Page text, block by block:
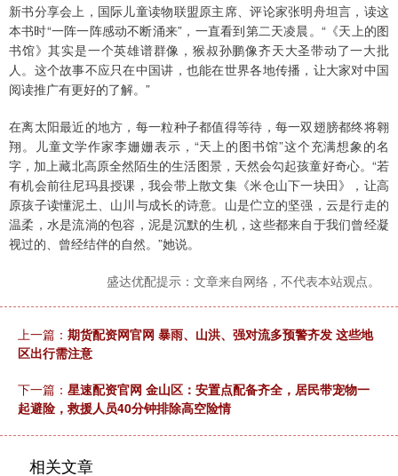
新书分享会上，国际儿童读物联盟原主席、评论家张明舟坦言，读这
本书时“一阵一阵感动不断涌来”，一直看到第二天凌晨。“《天上的图
书馆》其实是一个英雄谱群像，猴叔孙鹏像齐天大圣带动了一大批
人。这个故事不应只在中国讲，也能在世界各地传播，让大家对中国
阅读推广有更好的了解。”
在离太阳最近的地方，每一粒种子都值得等待，每一双翅膀都终将翱
翔。儿童文学作家李姗姗表示，“天上的图书馆”这个充满想象的名
字，加上藏北高原全然陌生的生活图景，天然会勾起孩童好奇心。“若
有机会前往尼玛县授课，我会带上散文集《米仓山下一块田》，让高
原孩子读懂泥土、山川与成长的诗意。山是伫立的坚强，云是行走的
温柔，水是流淌的包容，泥是沉默的生机，这些都来自于我们曾经凝
视过的、曾经结伴的自然。”她说。
盛达优配提示：文章来自网络，不代表本站观点。
上一篇： 期货配资网官网 暴雨、山洪、强对流多预警齐发 这些地
区出行需注意
下一篇： 星速配资官网 金山区：安置点配备齐全，居民带宠物一
起避险，救援人员40分钟排除高空险情
相关文章